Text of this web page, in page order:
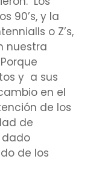
90’s, y la
o Z’s,
nuestra
y a sus
en el
de los
de
dado
de los